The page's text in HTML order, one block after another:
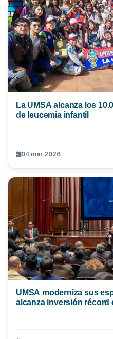
La UMSA alcanza los
de leucemia infantil
04 mar 2026
UMSA moderniza sus
alcanza inversión récord